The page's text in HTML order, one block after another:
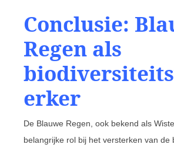
Conclusie:
Regen als
erker
De Blauwe Regen, ook bekend als
belangrijke rol bij het versterken van de